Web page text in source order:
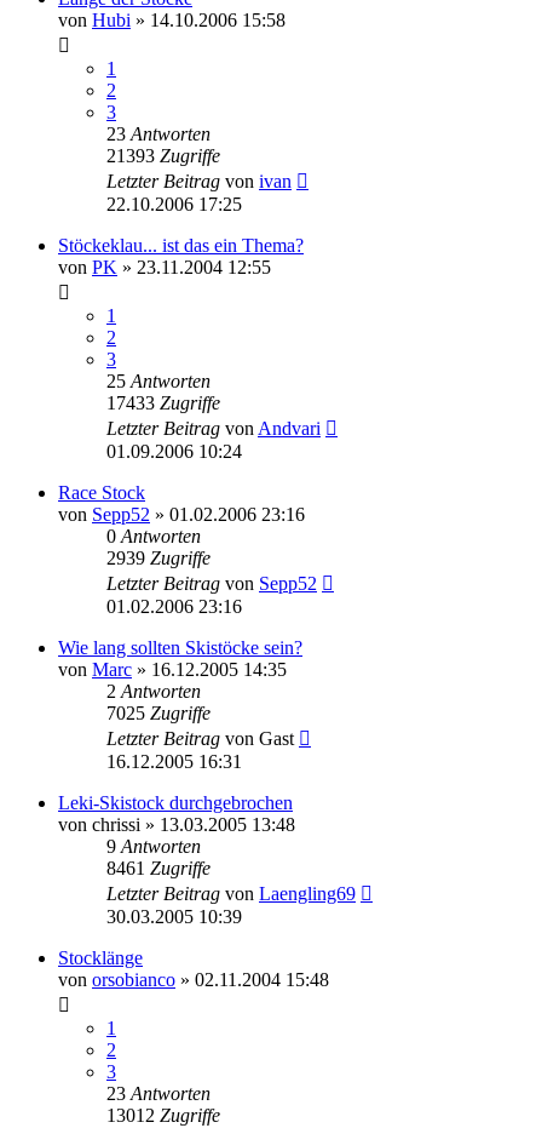
von Hubi » 14.10.2006 15:58
1
2
3
23 Antworten
21393 Zugriffe
Letzter Beitrag von ivan
22.10.2006 17:25
Stöckeklau... ist das ein Thema?
von PK » 23.11.2004 12:55
1
2
3
25 Antworten
17433 Zugriffe
Letzter Beitrag von Andvari
01.09.2006 10:24
Race Stock
von Sepp52 » 01.02.2006 23:16
0 Antworten
2939 Zugriffe
Letzter Beitrag von Sepp52
01.02.2006 23:16
Wie lang sollten Skistöcke sein?
von Marc » 16.12.2005 14:35
2 Antworten
7025 Zugriffe
Letzter Beitrag von Gast
16.12.2005 16:31
Leki-Skistock durchgebrochen
von chrissi » 13.03.2005 13:48
9 Antworten
8461 Zugriffe
Letzter Beitrag von Laengling69
30.03.2005 10:39
Stocklänge
von orsobianco » 02.11.2004 15:48
1
2
3
23 Antworten
13012 Zugriffe